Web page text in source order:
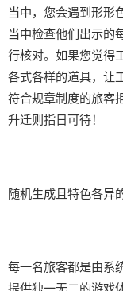
当中，您会遇到形形
当中检查他们出示的
行核对。如果您觉得
各式各样的道具，让
符合规章制度的旅客
升迁则指日可待！
随机生成且特色各异
每一名旅客都是由系